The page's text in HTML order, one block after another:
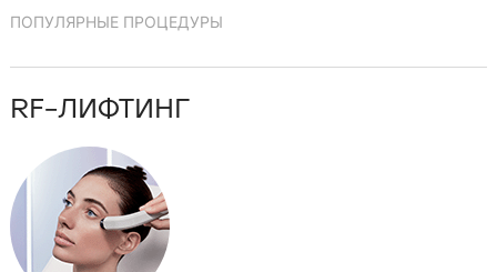
ПОПУЛЯРНЫЕ ПРОЦЕДУРЫ
RF-ЛИФТИНГ